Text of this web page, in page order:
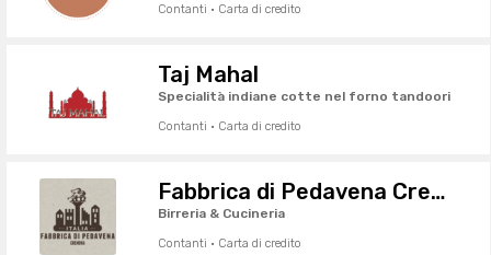
Contanti · Carta di credito
Taj Mahal
Specialità indiane cotte nel forno tandoori
Contanti · Carta di credito
Fabbrica di Pedavena Cremona
Birreria & Cucineria
Contanti · Carta di credito